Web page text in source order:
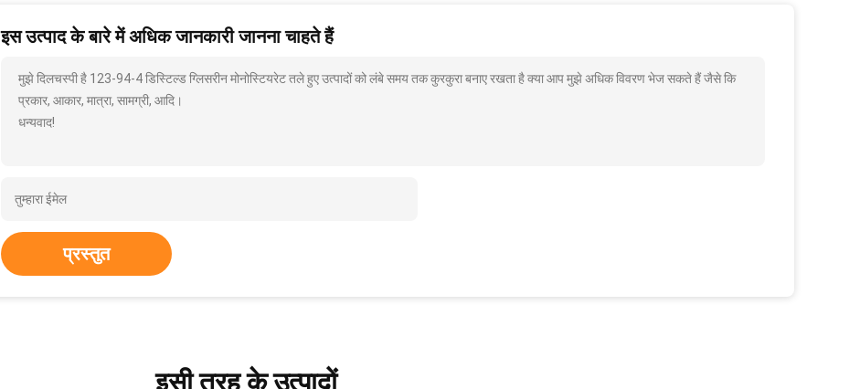
इस उत्पाद के बारे में अधिक जानकारी जानना चाहते हैं
मुझे दिलचस्पी है 123-94-4 डिस्टिल्ड ग्लिसरीन मोनोस्टियरेट तले हुए उत्पादों को लंबे समय तक कुरकुरा बनाए रखता है क्या आप मुझे अधिक विवरण भेज सकते हैं जैसे कि
प्रकार, आकार, मात्रा, सामग्री, आदि।
धन्यवाद!
प्रस्तुत
इसी तरह के उत्पादों